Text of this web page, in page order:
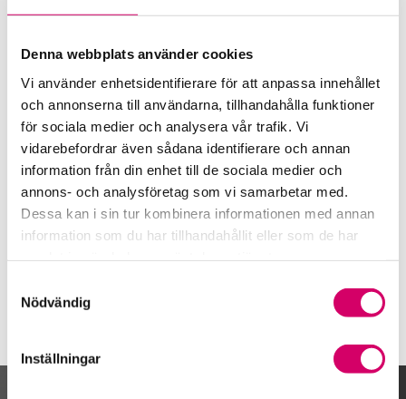
Denna webbplats använder cookies
Vi använder enhetsidentifierare för att anpassa innehållet
och annonserna till användarna, tillhandahålla funktioner
för sociala medier och analysera vår trafik. Vi
vidarebefordrar även sådana identifierare och annan
information från din enhet till de sociala medier och
annons- och analysföretag som vi samarbetar med.
Dessa kan i sin tur kombinera informationen med annan
information som du har tillhandahållit eller som de har
Nödvändig
Inställningar
Ludvig Friberg
Auktoriserad Lönekonsult
St1 Sverige AB
Bromma